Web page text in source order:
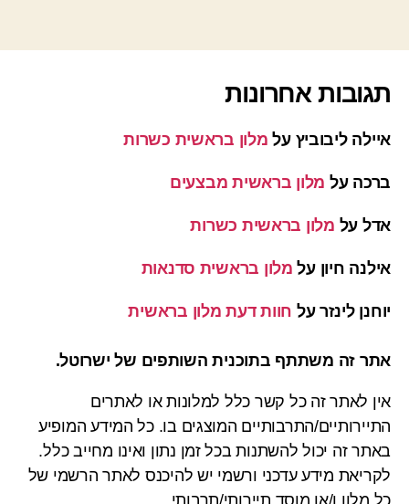
תגובות אחרונות
איילה ליבוביץ על מלון בראשית כשרות
ברכה על מלון בראשית מבצעים
אדל על מלון בראשית כשרות
אילנה חיון על מלון בראשית סדנאות
יוחנן לינזר על חוות דעת מלון בראשית
אתר זה משתתף בתוכנית השותפים של ישרוטל.
אין לאתר זה כל קשר כלל למלונות או לאתרים
התיירותיים/התרבותיים המוצגים בו. כל המידע המופיע
באתר זה יכול להשתנות בכל זמן נתון ואינו מחייב כלל.
לקריאת מידע עדכני ורשמי יש להיכנס לאתר הרשמי של
כל מלון ו/או מוסד תיירותי/תרבותי.